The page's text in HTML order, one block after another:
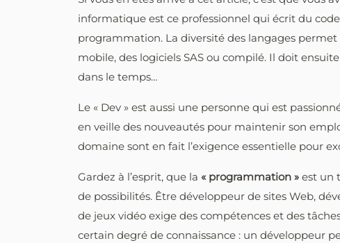
informatique est ce professionnel qui écrit du
programmation. La diversité des langages
mobile, des logiciels SAS ou compilé. Il doit
dans le temps…
Le « Dev » est aussi une personne qui est
en veille des nouveautés pour maintenir son
domaine sont en fait l’exigence essentielle pour
Gardez à l’esprit, que la « programmation » est un
de possibilités. Être développeur de sites Web,
de jeux vidéo exige des compétences et des
certain degré de connaissance : un développeur